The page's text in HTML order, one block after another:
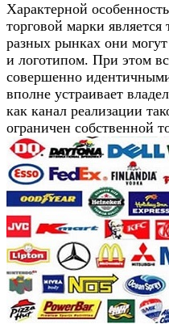
Характерной
торговой марки является
разных рынках они могут
и логотипом. При этом
совершенно
вполне устраивает
как канал реализации
ограничен собственной